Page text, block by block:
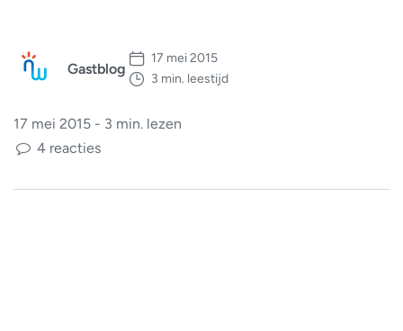
Gastblog
17 mei 2015
3 min. leestijd
17 mei 2015 - 3 min. lezen
4 reacties